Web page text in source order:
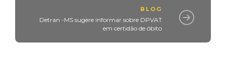
BLOG
Detran -MS sugere informar sobre DPVAT
em certidão de óbito